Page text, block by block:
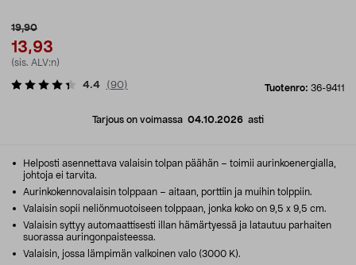
19,90
13,93
(sis. ALV:n)
Tuotenro: 36-9411
4.4 (90)
Tarjous on voimassa 04.10.2026 asti
Helposti asennettava valaisin tolpan päähän – toimii aurinkoenergialla,
johtoja ei tarvita.
Aurinkokennovalaisin tolppaan – aitaan, porttiin ja muihin tolppiin.
Valaisin sopii neliönmuotoiseen tolppaan, jonka koko on 9,5 x 9,5 cm.
Valaisin syttyy automaattisesti illan hämärtyessä ja latautuu parhaiten
suorassa auringonpaisteessa.
Valaisin, jossa lämpimän valkoinen valo (3000 K).